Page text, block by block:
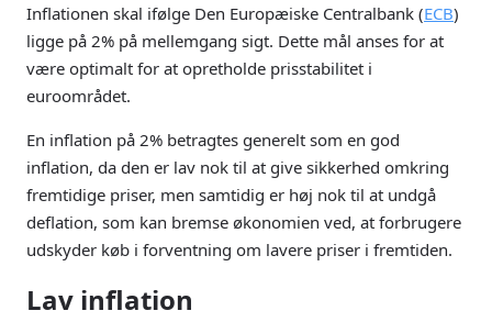
Inflationen skal ifølge Den Europæiske Centralbank (ECB)
ligge på 2% på mellemgang sigt. Dette mål anses for at
være optimalt for at opretholde prisstabilitet i
euroområdet.
En inflation på 2% betragtes generelt som en god
inflation, da den er lav nok til at give sikkerhed omkring
fremtidige priser, men samtidig er høj nok til at undgå
deflation, som kan bremse økonomien ved, at forbrugere
udskyder køb i forventning om lavere priser i fremtiden.
Lav inflation